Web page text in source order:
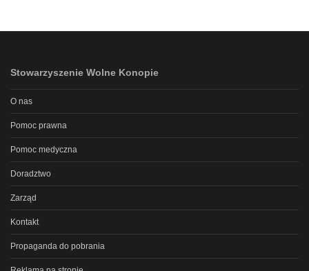
Stowarzyszenie Wolne Konopie
O nas
Pomoc prawna
Pomoc medyczna
Doradztwo
Zarząd
Kontakt
Propaganda do pobrania